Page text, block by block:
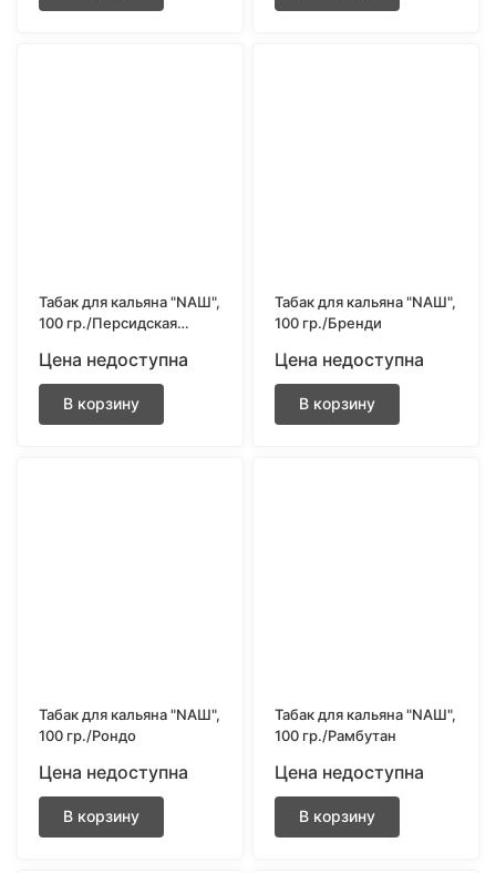
Табак для кальяна "NAШ",
100 гр./Персидская
Цена недоступна
В корзину
Табак для кальяна "NAШ",
100 гр./Бренди
Цена недоступна
В корзину
Табак для кальяна "NAШ",
100 гр./Рондо
Цена недоступна
В корзину
Табак для кальяна "NAШ",
100 гр./Рамбутан
Цена недоступна
В корзину